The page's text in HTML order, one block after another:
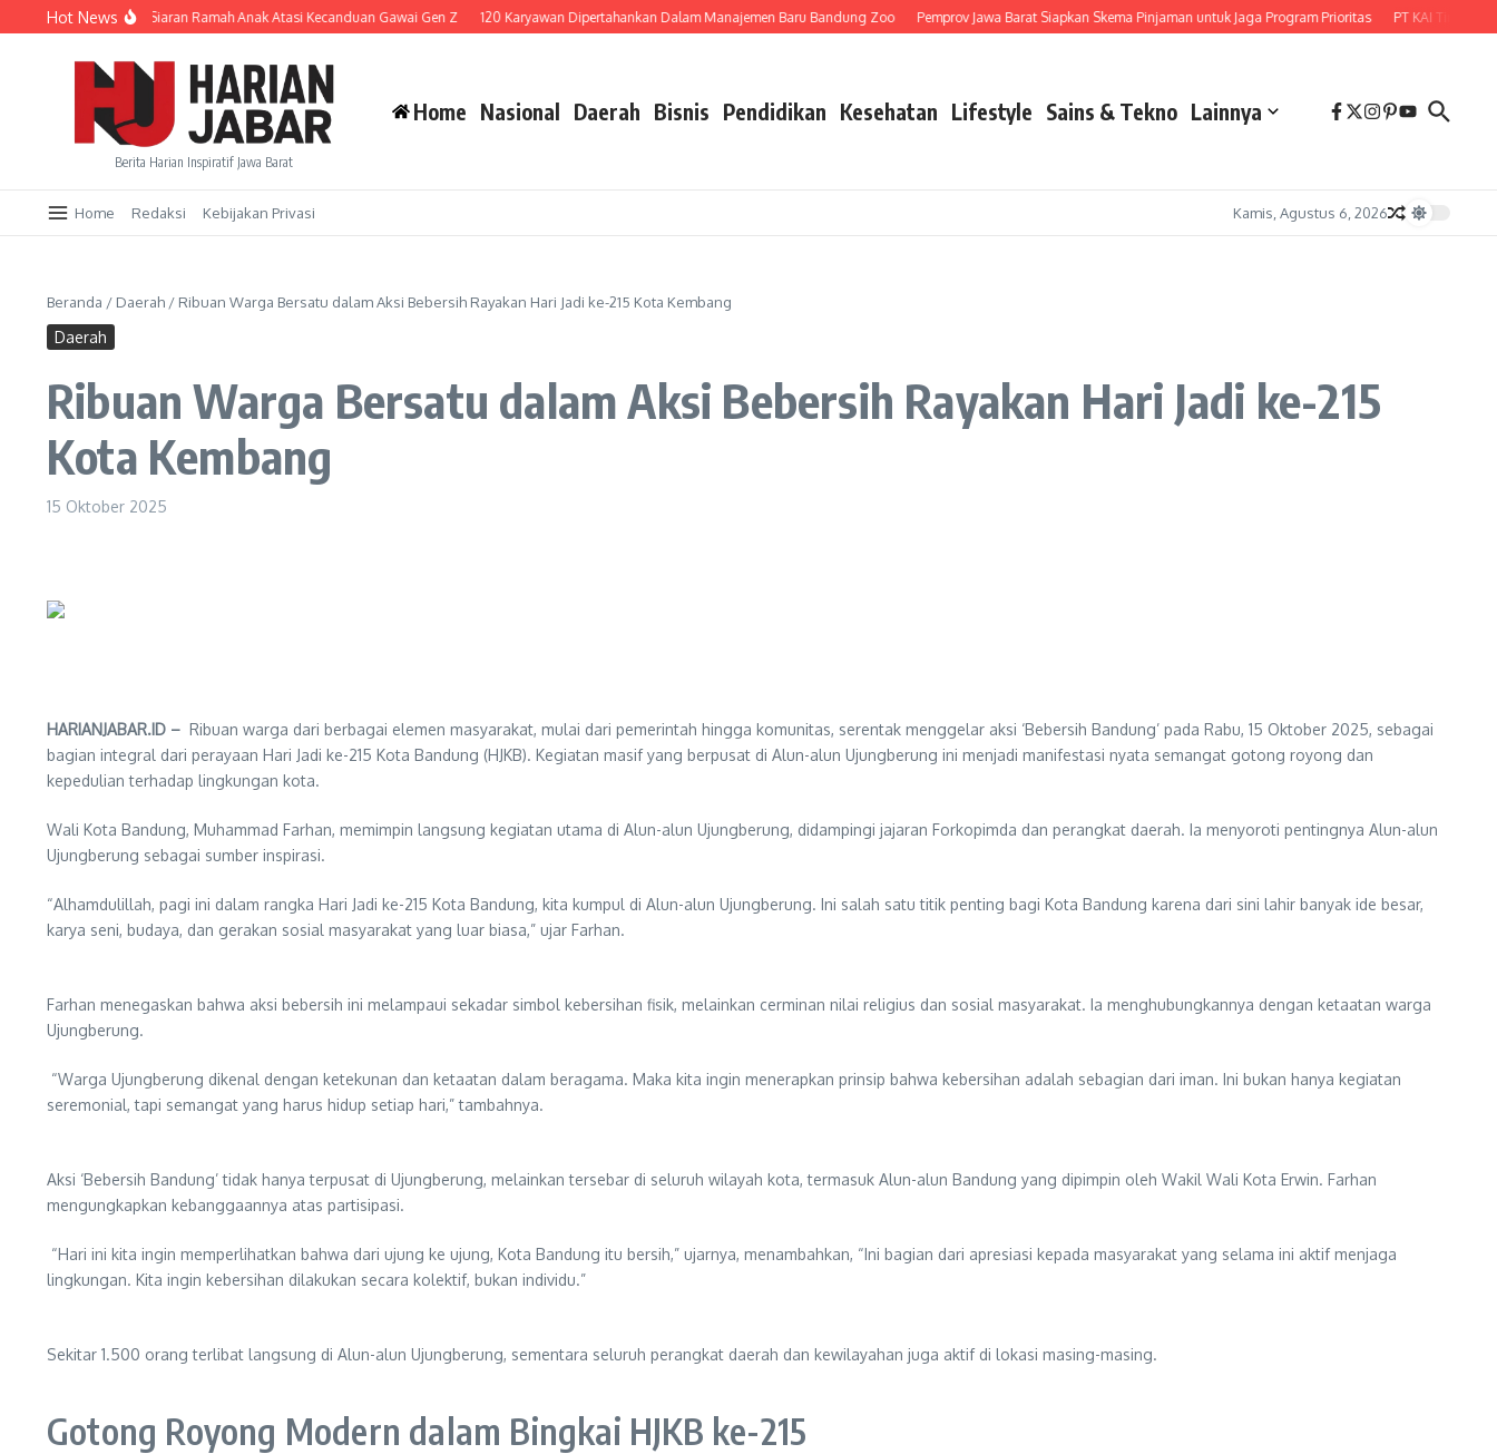
Lewati ke konten
Hot News
Jabar Galakkan Siaran Ramah Anak Atasi Kecanduan Gawai Gen Z 120 Karyawan Dipertahankan Dalam Manajemen Baru Bandung Zoo Pemprov Jawa Barat Siapkan Skema Pinjaman untuk Jaga Program Prioritas PT KAI Tingkatkan
Berita Harian Inspiratif Jawa Barat
Home Nasional Daerah Bisnis Pendidikan Kesehatan Lifestyle Sains & Tekno Lainnya
Home Redaksi Kebijakan Privasi Kamis, Agustus 6, 2026
Beranda / Daerah / Ribuan Warga Bersatu dalam Aksi Bebersih Rayakan Hari Jadi ke-215 Kota Kembang
Daerah
Ribuan Warga Bersatu dalam Aksi Bebersih Rayakan Hari Jadi ke-215
Kota Kembang
15 Oktober 2025
HARIANJABAR.ID – Ribuan warga dari berbagai elemen masyarakat, mulai dari pemerintah hingga komunitas, serentak menggelar aksi ‘Bebersih Bandung’ pada Rabu, 15 Oktober 2025, sebagai
bagian integral dari perayaan Hari Jadi ke-215 Kota Bandung (HJKB). Kegiatan masif yang berpusat di Alun-alun Ujungberung ini menjadi manifestasi nyata semangat gotong royong dan
kepedulian terhadap lingkungan kota.
Wali Kota Bandung, Muhammad Farhan, memimpin langsung kegiatan utama di Alun-alun Ujungberung, didampingi jajaran Forkopimda dan perangkat daerah. Ia menyoroti pentingnya Alun-alun
Ujungberung sebagai sumber inspirasi.
“Alhamdulillah, pagi ini dalam rangka Hari Jadi ke-215 Kota Bandung, kita kumpul di Alun-alun Ujungberung. Ini salah satu titik penting bagi Kota Bandung karena dari sini lahir banyak ide besar,
karya seni, budaya, dan gerakan sosial masyarakat yang luar biasa,” ujar Farhan.
Farhan menegaskan bahwa aksi bebersih ini melampaui sekadar simbol kebersihan fisik, melainkan cerminan nilai religius dan sosial masyarakat. Ia menghubungkannya dengan ketaatan warga
Ujungberung.
“Warga Ujungberung dikenal dengan ketekunan dan ketaatan dalam beragama. Maka kita ingin menerapkan prinsip bahwa kebersihan adalah sebagian dari iman. Ini bukan hanya kegiatan
seremonial, tapi semangat yang harus hidup setiap hari,” tambahnya.
Aksi ‘Bebersih Bandung’ tidak hanya terpusat di Ujungberung, melainkan tersebar di seluruh wilayah kota, termasuk Alun-alun Bandung yang dipimpin oleh Wakil Wali Kota Erwin. Farhan
mengungkapkan kebanggaannya atas partisipasi.
“Hari ini kita ingin memperlihatkan bahwa dari ujung ke ujung, Kota Bandung itu bersih,” ujarnya, menambahkan, “Ini bagian dari apresiasi kepada masyarakat yang selama ini aktif menjaga
lingkungan. Kita ingin kebersihan dilakukan secara kolektif, bukan individu.”
Sekitar 1.500 orang terlibat langsung di Alun-alun Ujungberung, sementara seluruh perangkat daerah dan kewilayahan juga aktif di lokasi masing-masing.
Gotong Royong Modern dalam Bingkai HJKB ke-215